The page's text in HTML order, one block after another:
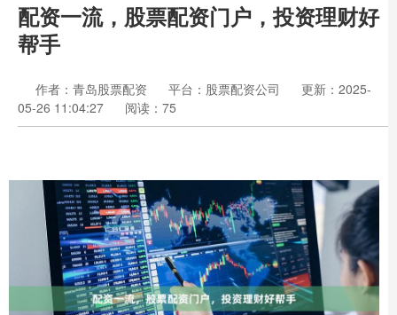
配资一流，股票配资门户，投资理财好
帮手
作者：青岛股票配资 平台：股票配资公司
更新：2025-
05-26 11:04:27
阅读：75